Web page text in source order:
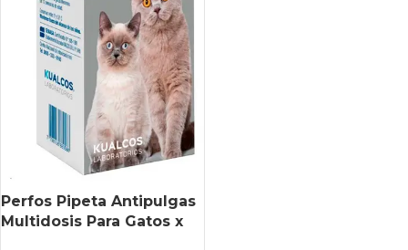
Perfos Pipeta Antipulgas
Multidosis Para Gatos x